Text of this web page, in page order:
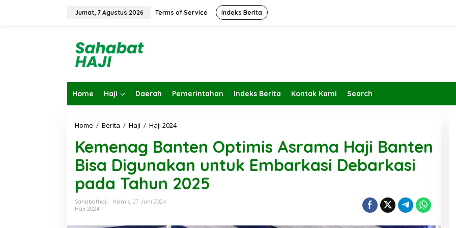
Jumat, 7 Agustus 2026 Terms of Service Indeks Berita
Home Haji Daerah Pemerintahan Indeks Berita Kontak Kami Search
Home / Berita / Haji / Haji 2024K
m
e
n
a
g
B
e
Kemenag Banten Optimis Asrama Haji Banten
Bisa Digunakan untuk Embarkasi Debarkasi
pada Tahun 2025
Sahabathaji
Kamis, 27 Juni 2024
Haji 2024
Kembalikan Peran dan Fungsi
KBIHU Pada Jalurnya